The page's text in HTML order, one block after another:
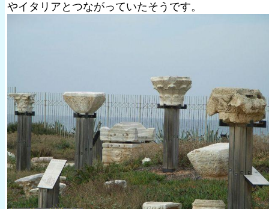
やイタリアとつながっていたそうです。